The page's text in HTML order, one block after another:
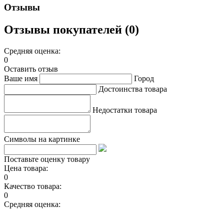
Отзывы
Отзывы покупателей (0)
Средняя оценка:
0
Оставить отзыв
Ваше имя
Город
Достоинства товара
Недостатки товара
Символы на картинке
Поставьте оценку товару
Цена товара:
0
Качество товара:
0
Средняя оценка: